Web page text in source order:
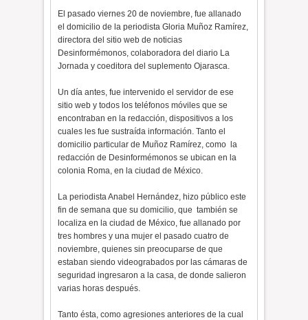
El pasado viernes 20 de noviembre, fue allanado
el domicilio de la periodista Gloria Muñoz Ramírez,
directora del sitio web de noticias
Desinformémonos, colaboradora del diario La
Jornada y coeditora del suplemento Ojarasca.
Un día antes, fue intervenido el servidor de ese
sitio web y todos los teléfonos móviles que se
encontraban en la redacción, dispositivos a los
cuales les fue sustraída información. Tanto el
domicilio particular de Muñoz Ramírez, como la
redacción de Desinformémonos se ubican en la
colonia Roma, en la ciudad de México.
La periodista Anabel Hernández, hizo público este
fin de semana que su domicilio, que también se
localiza en la ciudad de México, fue allanado por
tres hombres y una mujer el pasado cuatro de
noviembre, quienes sin preocuparse de que
estaban siendo videograbados por las cámaras de
seguridad ingresaron a la casa, de donde salieron
varias horas después.
Tanto ésta, como agresiones anteriores de la cual